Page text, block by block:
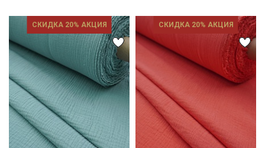
СКИДКА 20% АКЦИЯ СКИДКА 20% АКЦИЯ